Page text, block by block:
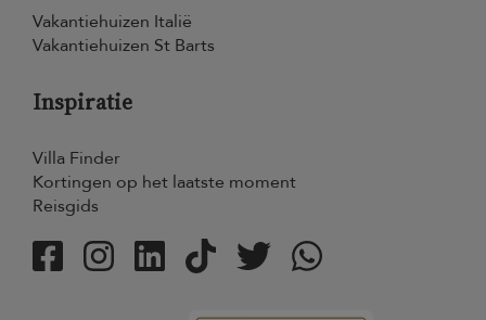
Vakantiehuizen Italië
Vakantiehuizen St Barts
Inspiratie
Villa Finder
Kortingen op het laatste moment
Reisgids